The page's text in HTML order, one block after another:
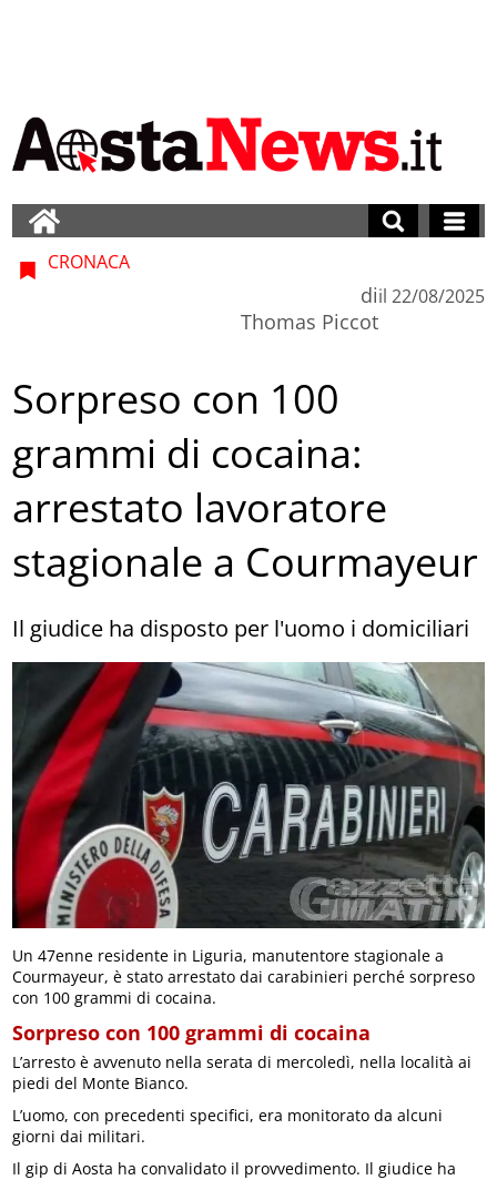
CRONACA
di
Thomas Piccot
il 22/08/2025
Sorpreso con 100
grammi di cocaina:
arrestato lavoratore
stagionale a Courmayeur
Il giudice ha disposto per l'uomo i domiciliari
Un 47enne residente in Liguria, manutentore stagionale a
Courmayeur, è stato arrestato dai carabinieri perché sorpreso
con 100 grammi di cocaina.
Sorpreso con 100 grammi di cocaina
L’arresto è avvenuto nella serata di mercoledì, nella località ai
piedi del Monte Bianco.
L’uomo, con precedenti specifici, era monitorato da alcuni
giorni dai militari.
Il gip di Aosta ha convalidato il provvedimento. Il giudice ha